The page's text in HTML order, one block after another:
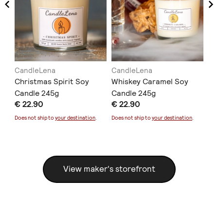
CandleLena
Christmas Spirit Soy
Candle 245g
€ 22.90
Does not ship to your destination.
CandleLena
Whiskey Caramel Soy
Candle 245g
€ 22.90
Does not ship to your destination.
View maker's storefront